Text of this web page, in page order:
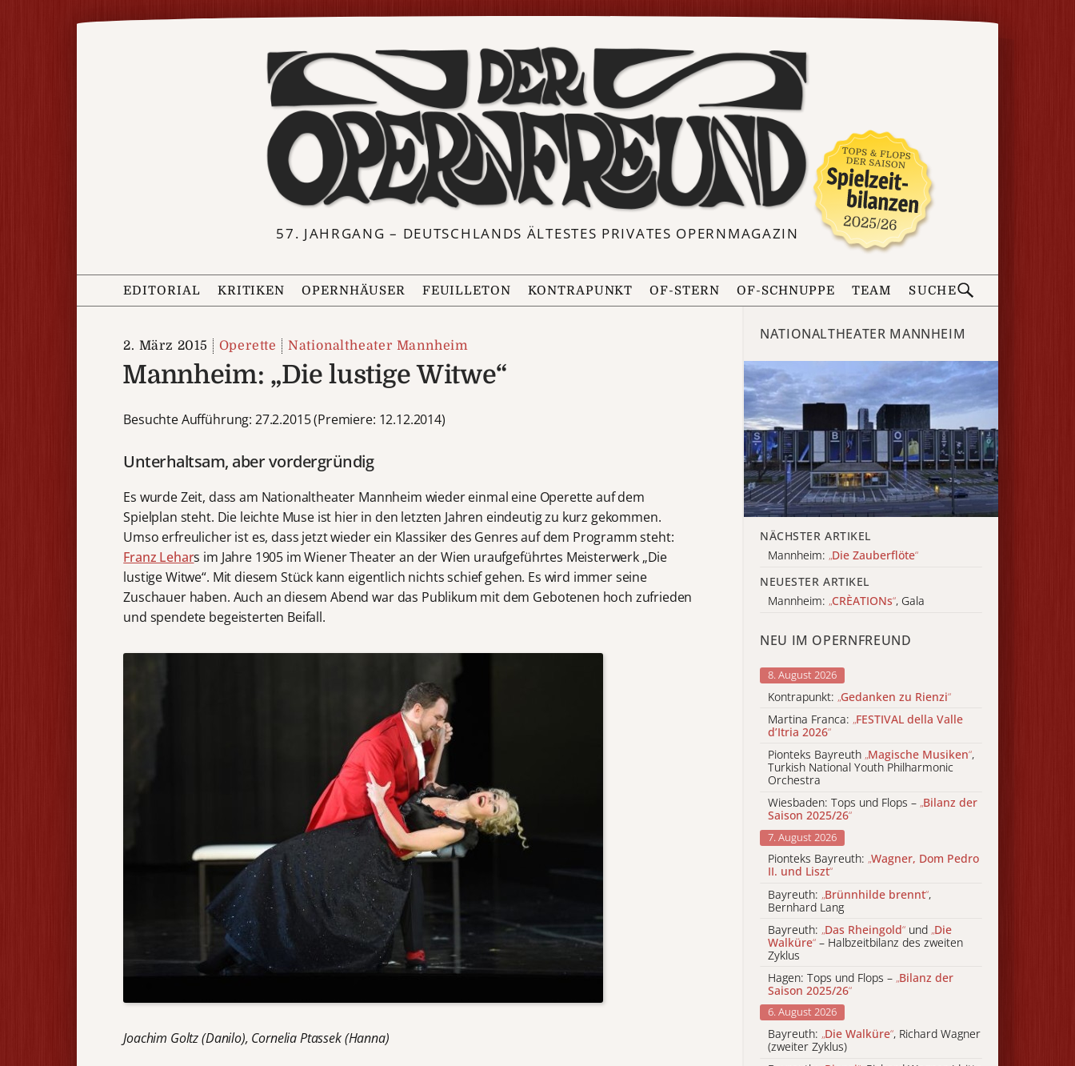
57. JAHRGANG – DEUTSCHLANDS ÄLTESTES PRIVATES OPERNMAGAZIN
EDITORIAL KRITIKEN OPERNHÄUSER FEUILLETON KONTRAPUNKT OF-STERN OF-SCHNUPPE TEAM SUCHE
2. März 2015 Operette Nationaltheater Mannheim
Mannheim: „Die lustige Witwe“
Besuchte Aufführung: 27.2.2015 (Premiere: 12.12.2014)
Unterhaltsam, aber vordergründig
Es wurde Zeit, dass am Nationaltheater Mannheim wieder einmal eine Operette auf dem
Spielplan steht. Die leichte Muse ist hier in den letzten Jahren eindeutig zu kurz gekommen.
Umso erfreulicher ist es, dass jetzt wieder ein Klassiker des Genres auf dem Programm steht:
Franz Lehars im Jahre 1905 im Wiener Theater an der Wien uraufgeführtes Meisterwerk „Die
lustige Witwe“. Mit diesem Stück kann eigentlich nichts schief gehen. Es wird immer seine
Zuschauer haben. Auch an diesem Abend war das Publikum mit dem Gebotenen hoch zufrieden
und spendete begeisterten Beifall.
Joachim Goltz (Danilo), Cornelia Ptassek (Hanna)
NATIONALTHEATER MANNHEIM
NÄCHSTER ARTIKEL
Mannheim: „Die Zauberflöte“
NEUESTER ARTIKEL
Mannheim: „CRÈATIONs“, Gala
NEU IM OPERNFREUND
8. August 2026
Kontrapunkt: „Gedanken zu Rienzi“
Martina Franca: „FESTIVAL della Valle
d’Itria 2026“
Pionteks Bayreuth „Magische Musiken“,
Turkish National Youth Philharmonic
Orchestra
Wiesbaden: Tops und Flops – „Bilanz der
Saison 2025/26“
7. August 2026
Pionteks Bayreuth: „Wagner, Dom Pedro
II. und Liszt“
Bayreuth: „Brünnhilde brennt“,
Bernhard Lang
Bayreuth: „Das Rheingold“ und „Die
Walküre“ – Halbzeitbilanz des zweiten
Zyklus
Hagen: Tops und Flops – „Bilanz der
Saison 2025/26“
6. August 2026
Bayreuth: „Die Walküre“, Richard Wagner
(zweiter Zyklus)